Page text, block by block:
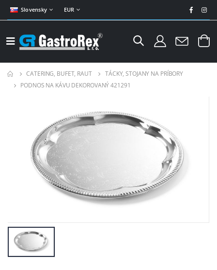
Slovensky EUR
CATERING, BUFET, RAUT
TÁCKY, STOJANY NA PRÍBORY
PODNOS NA KÁVU DEKOROVANÝ 421291